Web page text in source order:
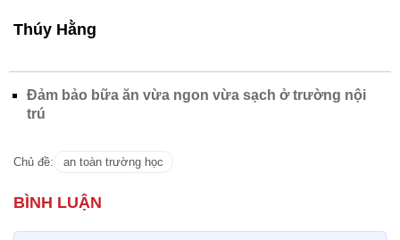
Thúy Hằng
Đảm bảo bữa ăn vừa ngon vừa sạch ở trường nội
trú
Chủ đề: an toàn trường học